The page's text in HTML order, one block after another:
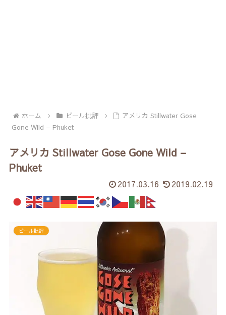
ホーム ビール批評
アメリカ Stillwater Gose
Gone Wild – Phuket
アメリカ Stillwater Gose Gone Wild –
Phuket
2017.03.16 2019.02.19
ビール批評